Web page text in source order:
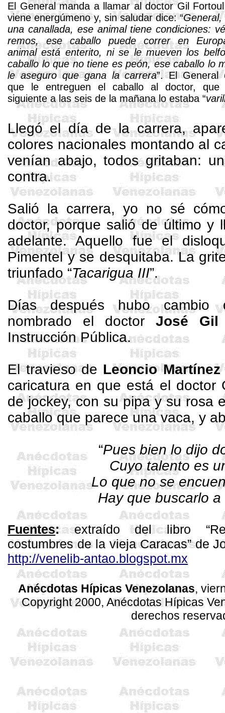
El General manda a llamar al doctor Gil Fortoul
viene energúmeno y, sin saludar dice: “General,
una canallada, ese animal tiene condiciones:
remos, ese caballo puede correr en
animal está enterito, ni se le mueven los
caballo lo que no tiene es peón, ese caballo lo
le aseguro que gana la carrera”. El General
que le entreguen el caballo al doctor,
siguiente a las seis de la mañana lo estaba “
Llegó el día de la carrera,
colores nacionales montando al
venían abajo, todos gritaban:
contra.
Salió la carrera, yo no sé
doctor, porque salió de último y
adelante. Aquello fue el
Pimentel y se desquitaba. La
triunfado “Tacarigua III”.
Días después hubo
nombrado el doctorJosé
Instrucción Pública.
El travieso de Leoncio Martínez
caricatura en que está el doctor
de jockey, con su pipa y su rosa
caballo que parece una vaca, y
“Pues bien lo dijo
Cuyo talento es
Lo que no se
Hay que buscarlo a
Fuentes:extraído del libro
costumbres de la vieja Caracas” de
http://venelib-antao.blogspot.mx
Anécdotas Hípicas Venezolanas,
Copyright 2000, Anécdotas Hípicas
derechos